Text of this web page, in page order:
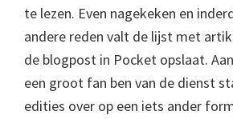
te lezen. Even nagekeken en
andere reden valt de lijst met
de blogpost in Pocket opslaat.
een groot fan ben van de dienst
edities over op een iets ander